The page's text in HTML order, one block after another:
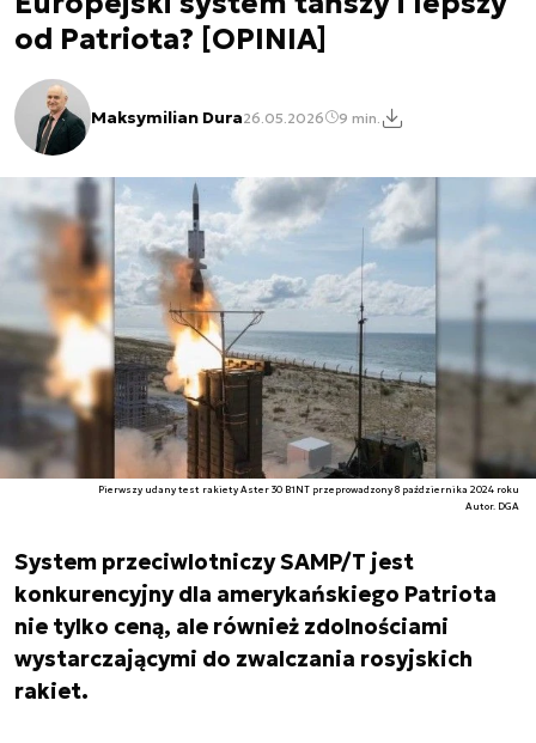
od Patriota? [OPINIA]
Maksymilian Dura26.05.2026 9 min.
Pierwszy udany test rakiety Aster 30 B1NT przeprowadzony 8 października 2024 roku
Autor. DGA
System przeciwlotniczy SAMP/T jest
konkurencyjny dla amerykańskiego Patriota
nie tylko ceną, ale również zdolnościami
wystarczającymi do zwalczania rosyjskich
rakiet.